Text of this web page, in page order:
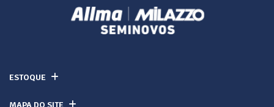
ESTOQUE
MAPA DO SITE